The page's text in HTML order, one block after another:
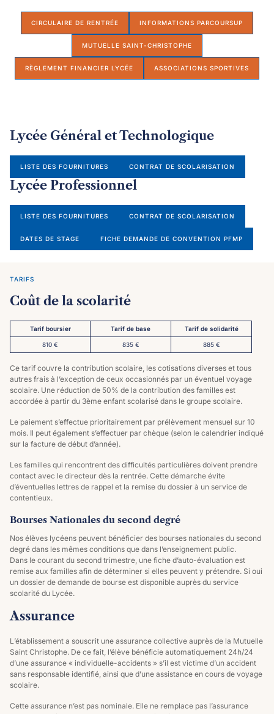
CIRCULAIRE DE RENTRÉE INFORMATIONS PARCOURSUP
MUTUELLE SAINT-CHRISTOPHE
RÈGLEMENT FINANCIER LYCÉE ASSOCIATIONS SPORTIVES
Lycée Général et Technologique
LISTE DES FOURNITURES CONTRAT DE SCOLARISATION
Lycée Professionnel
LISTE DES FOURNITURES CONTRAT DE SCOLARISATION
DATES DE STAGE FICHE DEMANDE DE CONVENTION PFMP
TARIFS
Coût de la scolarité
Tarif boursier Tarif de base Tarif de solidarité
810 € 835 € 885 €
Ce tarif couvre la contribution scolaire, les cotisations diverses et tous
autres frais à l’exception de ceux occasionnés par un éventuel voyage
scolaire. Une réduction de 50% de la contribution des familles est
accordée à partir du 3ème enfant scolarisé dans le groupe scolaire.
Le paiement s’effectue prioritairement par prélèvement mensuel sur 10
mois. Il peut également s’effectuer par chèque (selon le calendrier indiqué
sur la facture de début d’année).
Les familles qui rencontrent des difficultés particulières doivent prendre
contact avec le directeur dès la rentrée. Cette démarche évite
d’éventuelles lettres de rappel et la remise du dossier à un service de
contentieux.
Bourses Nationales du second degré
Nos élèves lycéens peuvent bénéficier des bourses nationales du second
degré dans les mêmes conditions que dans l’enseignement public.
Dans le courant du second trimestre, une fiche d’auto-évaluation est
remise aux familles afin de déterminer si elles peuvent y prétendre. Si oui
un dossier de demande de bourse est disponible auprès du service
scolarité du Lycée.
Assurance
L’établissement a souscrit une assurance collective auprès de la Mutuelle
Saint Christophe. De ce fait, l’élève bénéficie automatiquement 24h/24
d’une assurance « individuelle-accidents » s’il est victime d’un accident
sans responsable identifié, ainsi que d’une assistance en cours de voyage
scolaire.
Cette assurance n’est pas nominale. Elle ne remplace pas l’assurance